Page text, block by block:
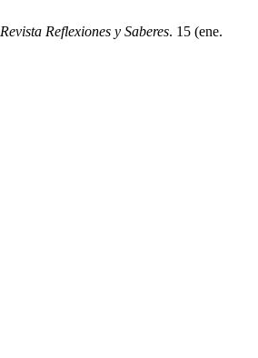
Revista Reflexiones y Saberes. 15 (ene.